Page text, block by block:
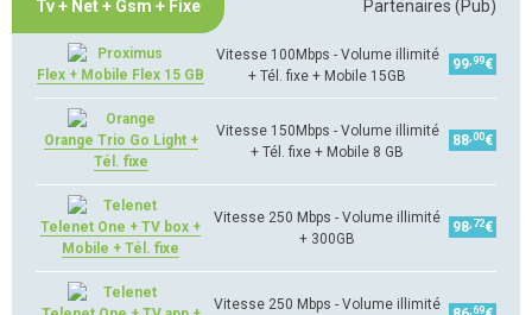
Tv + Net + Gsm + Fixe Partenaires (Pub)
Flex + Mobile Flex 15 GB
Vitesse 100Mbps - Volume illimité
+ Tél. fixe + Mobile 15GB
99 ,99€
Orange Trio Go Light +
Tél. fixe
Vitesse 150Mbps - Volume illimité
+ Tél. fixe + Mobile 8 GB
88 ,00€
Telenet One + TV box +
Mobile + Tél. fixe
Vitesse 250 Mbps - Volume illimité
+ 300GB
98 ,72€
Vitesse 250 Mbps - Volume illimité
,69